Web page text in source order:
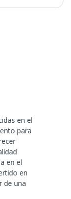
en el
para
en el
en
de una